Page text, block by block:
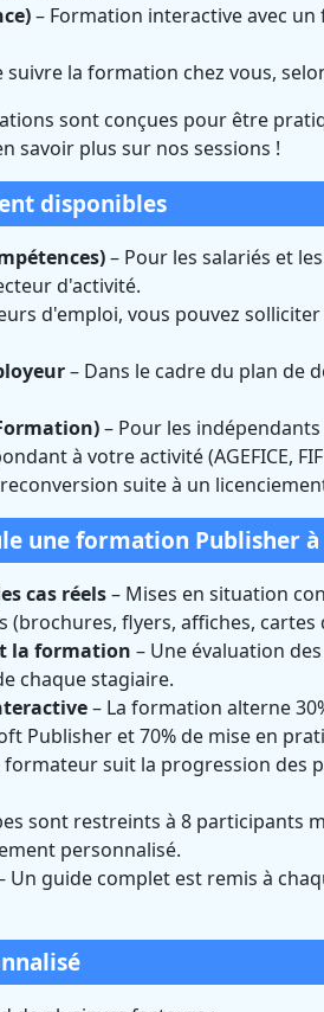
– Formation interactive avec
suivre la formation chez vous,
sont conçues pour être
savoir plus sur nos sessions !
disponibles
– Pour les salariés et
d'activité.
d'emploi, vous pouvez
– Dans le cadre du plan de
– Pour les
à votre activité (AGEFICE, FIF
suite à un
une formation Publisher
cas réels– Mises en situation
flyers, affiches, cartes
la formation – Une évaluation
chaque stagiaire.
– La formation alterne
Publisher et 70% de mise en
formateur suit la progression des
sont restreints à 8 participants
personnalisé.
Un guide complet est remis à